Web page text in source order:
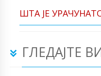
ШТА ЈЕ
ГЛЕДАЈТЕ